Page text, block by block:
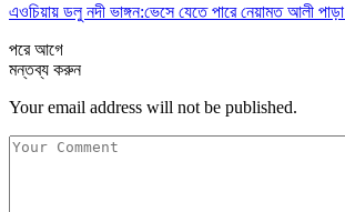
এওচিয়ায় ডলু নদী ভাঙ্গন:ভেসে যেতে পারে নেয়ামত আলী পাড়া
পরেআগে
মন্তব্য করুন
Your email address will not be published.